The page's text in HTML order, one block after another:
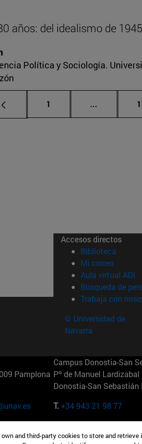
años: del idealismo de
Política y Sociología.
Página
1 ... Páginas
Accesos directos
Biblioteca (abre
Mi correo(abre
Aula virtual ADI
Búsqueda de
Trabaja con
© Universidad de
Navarra
Pamplona
Campus Donostia-San
Pº de Manuel
Donostia-San Sebastián
T.+34 943 21 98 77
28023
165 W 57th St 10019-
and third-party cookies to store and retrieve